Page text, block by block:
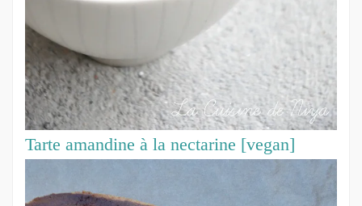
Tarte amandine à la nectarine [vegan]